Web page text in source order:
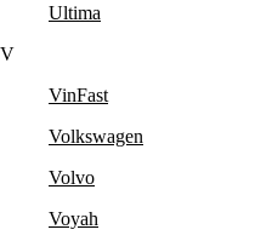
Ultima
V
VinFast
Volkswagen
Volvo
Voyah